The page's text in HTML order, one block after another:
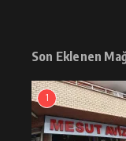
Son Eklenen
1